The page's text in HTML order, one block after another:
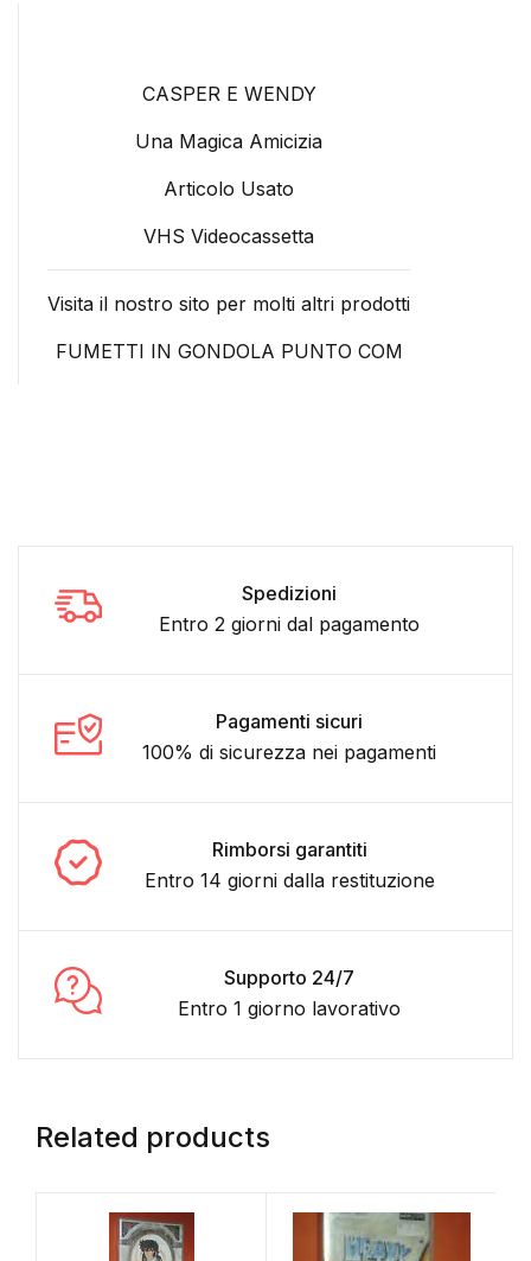
CASPER E WENDY
Una Magica Amicizia
Articolo Usato
VHS Videocassetta
Visita il nostro sito per molti altri prodotti
FUMETTI IN GONDOLA PUNTO COM
Spedizioni
Entro 2 giorni dal pagamento
Pagamenti sicuri
100% di sicurezza nei pagamenti
Rimborsi garantiti
Entro 14 giorni dalla restituzione
Supporto 24/7
Entro 1 giorno lavorativo
Related products